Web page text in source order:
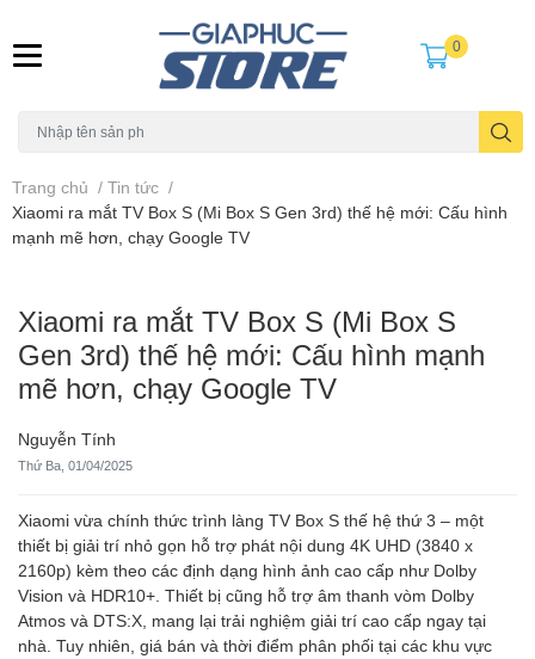
0
Trang chủ / Tin tức /
Xiaomi ra mắt TV Box S (Mi Box S Gen 3rd) thế hệ mới: Cấu hình
mạnh mẽ hơn, chạy Google TV
Xiaomi ra mắt TV Box S (Mi Box S
Gen 3rd) thế hệ mới: Cấu hình mạnh
mẽ hơn, chạy Google TV
Nguyễn Tính
Thứ Ba, 01/04/2025
Xiaomi vừa chính thức trình làng TV Box S thế hệ thứ 3 – một
thiết bị giải trí nhỏ gọn hỗ trợ phát nội dung 4K UHD (3840 x
2160p) kèm theo các định dạng hình ảnh cao cấp như Dolby
Vision và HDR10+. Thiết bị cũng hỗ trợ âm thanh vòm Dolby
Atmos và DTS:X, mang lại trải nghiệm giải trí cao cấp ngay tại
nhà. Tuy nhiên, giá bán và thời điểm phân phối tại các khu vực